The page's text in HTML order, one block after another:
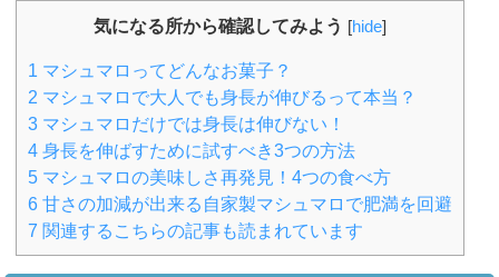
気になる所から確認してみよう [hide]
1 マシュマロってどんなお菓子？
2 マシュマロで大人でも身長が伸びるって本当？
3 マシュマロだけでは身長は伸びない！
4 身長を伸ばすために試すべき3つの方法
5 マシュマロの美味しさ再発見！4つの食べ方
6 甘さの加減が出来る自家製マシュマロで肥満を回避
7 関連するこちらの記事も読まれています